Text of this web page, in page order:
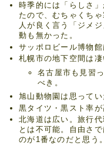
時季的には「らしさ
たので、むちゃくち
人が良く言う「ジメ
動も無かった。
サッポロビール博物館
札幌市の地下空間は凄
名古屋市も見習
べき。
旭山動物園は思ってい
黒タイツ・黒スト率が
北海道は広い。旅行
とは不可能。自由さ
のが1番なのだと思う。